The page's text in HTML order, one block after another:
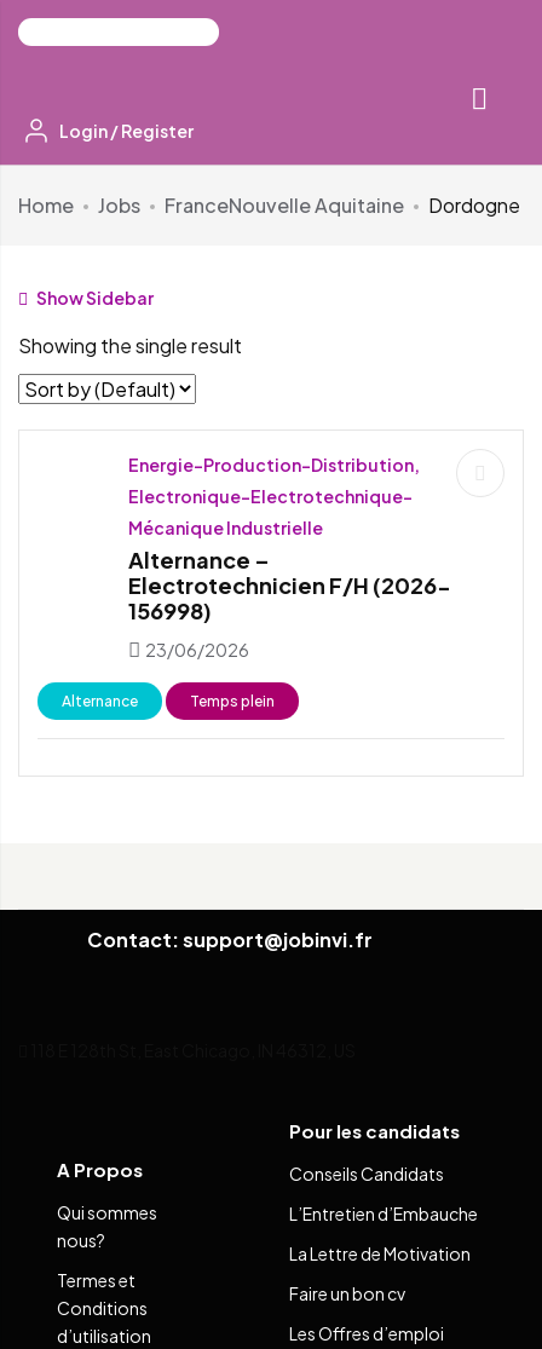
Login /Register
Home Jobs FranceNouvelle Aquitaine Dordogne
Show Sidebar
Showing the single result
Energie-Production-Distribution,
Electronique-Electrotechnique-
Mécanique Industrielle
Alternance –
Electrotechnicien F/H (2026-
156998)
23/06/2026
Alternance Temps plein
Contact: support@jobinvi.fr
A Propos
Qui sommes
nous?
Termes et
Conditions
d’utilisation
Pour les candidats
Conseils Candidats
L’Entretien d’Embauche
La Lettre de Motivation
Faire un bon cv
Les Offres d’emploi